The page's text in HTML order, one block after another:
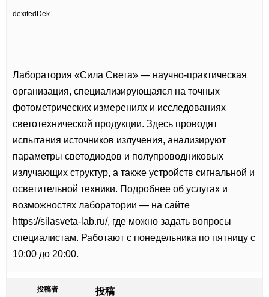
dexifedDek
Лаборатория «Сила Света» — научно-практическая
организация, специализирующаяся на точных
фотометрических измерениях и исследованиях
светотехнической продукции. Здесь проводят
испытания источников излучения, анализируют
параметры светодиодов и полупроводниковых
излучающих структур, а также устройств сигнальной и
осветительной техники. Подробнее об услугах и
возможностях лаборатории — на сайте
https://silasveta-lab.ru/, где можно задать вопросы
специалистам. Работают с понедельника по пятницу с
10:00 до 20:00.
投稿者 投稿